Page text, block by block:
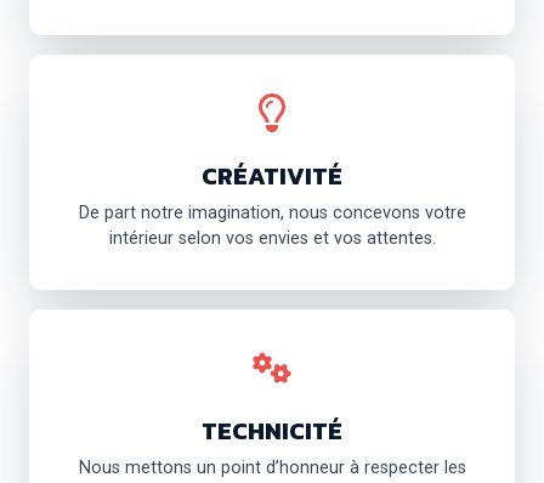
CRÉATIVITÉ
De part notre imagination, nous concevons votre
intérieur selon vos envies et vos attentes.
TECHNICITÉ
Nous mettons un point d’honneur à respecter les